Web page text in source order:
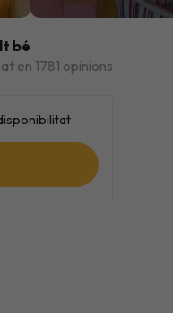
bé
en 1781 opinions